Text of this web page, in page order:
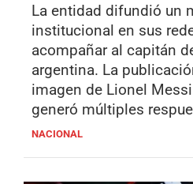
La entidad difundió un
institucional en sus
acompañar al capitán
argentina. La
imagen de Lionel
generó múltiples
NACIONAL